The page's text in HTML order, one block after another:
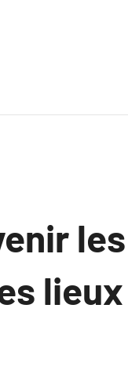
les
lieux